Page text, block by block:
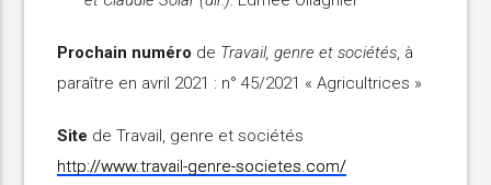
Prochain numéro de Travail, genre et sociétés, à
paraître en avril 2021 : n° 45/2021 « Agricultrices »
Site de Travail, genre et sociétés
http://www.travail-genre-societes.com/